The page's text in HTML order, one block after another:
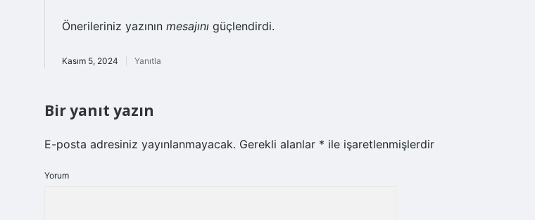
Önerileriniz yazının mesajını güçlendirdi.
Kasım 5, 2024 Yanıtla
Bir yanıt yazın
E-posta adresiniz yayınlanmayacak. Gerekli alanlar * ile işaretlenmişlerdir
Yorum